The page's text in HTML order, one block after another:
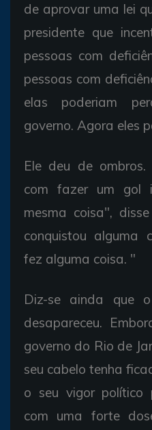
de aprovar uma lei
presidente que
pessoas com
pessoas com
elas poderiam
governo. Agora eles
Ele deu de
com fazer um gol
mesma coisa",
conquistou alguma
fez alguma coisa. "
Diz-se ainda que
desapareceu.
governo do Rio de
seu cabelo tenha
o seu vigor político
com uma forte